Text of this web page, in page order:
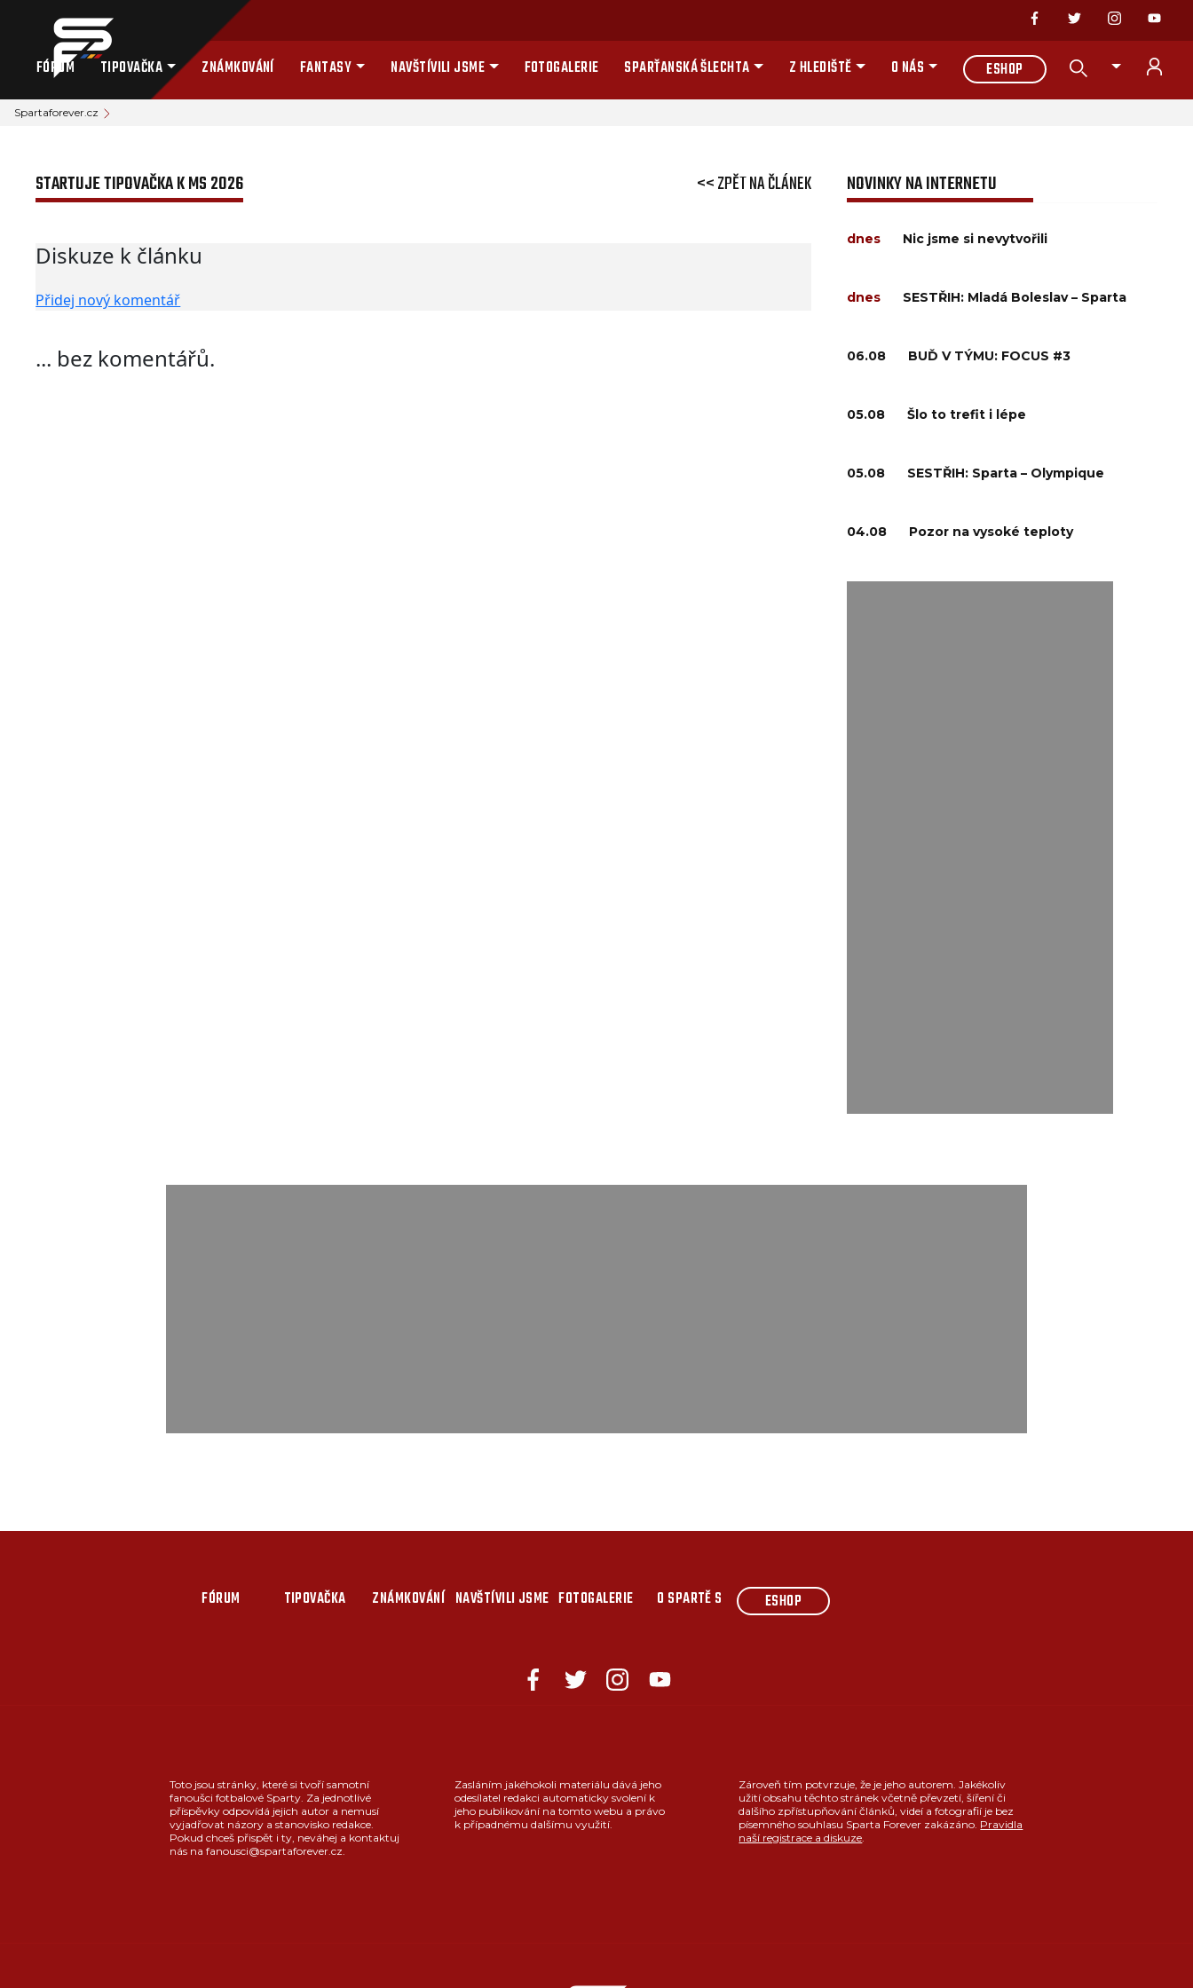
FÓRUM TIPOVAČKA ZNÁMKOVÁNÍ FANTASY NAVŠTÍVILI JSME FOTOGALERIE SPARŤANSKÁ ŠLECHTA Z HLEDIŠTĚ O NÁS ESHOP
Spartaforever.cz
STARTUJE TIPOVAČKA K MS 2026 << ZPĚT NA ČLÁNEK
Diskuze k článku
Přidej nový komentář
... bez komentářů.
NOVINKY NA INTERNETU
dnes Nic jsme si nevytvořili
dnes SESTŘIH: Mladá Boleslav – Sparta
06.08 BUĎ V TÝMU: FOCUS #3
05.08 Šlo to trefit i lépe
05.08 SESTŘIH: Sparta – Olympique
04.08 Pozor na vysoké teploty
FÓRUM TIPOVAČKA ZNÁMKOVÁNÍ NAVŠTÍVILI JSME FOTOGALERIE O SPARTĚ S ESHOP
Toto jsou stránky, které si tvoří samotní
fanoušci fotbalové Sparty. Za jednotlivé
příspěvky odpovídá jejich autor a nemusí
vyjadřovat názory a stanovisko redakce.
Pokud chceš přispět i ty, neváhej a kontaktuj
nás na fanousci@spartaforever.cz.
Zasláním jakéhokoli materiálu dává jeho
odesílatel redakci automaticky svolení k
jeho publikování na tomto webu a právo
k případnému dalšímu využití.
Zároveň tím potvrzuje, že je jeho autorem. Jakékoliv
užití obsahu těchto stránek včetně převzetí, šíření či
dalšího zpřístupňování článků, videí a fotografií je bez
písemného souhlasu Sparta Forever zakázáno. Pravidla
naší registrace a diskuze.